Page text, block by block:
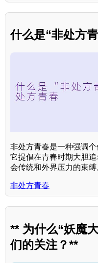
什么是“非处方
非处方青春是一种强调
它提倡在青春时期大胆
会传统和外界压力的束缚
非处方青春
** 为什么“妖魔
们的关注？**